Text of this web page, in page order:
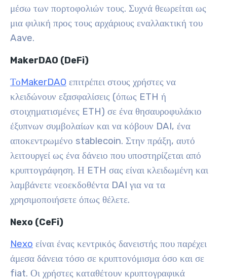
μέσω των πορτοφολιών τους. Συχνά θεωρείται ως
μια φιλική προς τους αρχάριους εναλλακτική του
Aave.
MakerDAO (DeFi)
ΤοMakerDAO επιτρέπει στους χρήστες να
κλειδώνουν εξασφαλίσεις (όπως ETH ή
στοιχηματισμένες ETH) σε ένα θησαυροφυλάκιο
έξυπνων συμβολαίων και να κόβουν DAI, ένα
αποκεντρωμένο stablecoin. Στην πράξη, αυτό
λειτουργεί ως ένα δάνειο που υποστηρίζεται από
κρυπτογράφηση. Η ETH σας είναι κλειδωμένη και
λαμβάνετε νεοεκδοθέντα DAI για να τα
χρησιμοποιήσετε όπως θέλετε.
Nexo (CeFi)
Nexo είναι ένας κεντρικός δανειστής που παρέχει
άμεσα δάνεια τόσο σε κρυπτονόμισμα όσο και σε
fiat. Οι χρήστες καταθέτουν κρυπτογραφικά